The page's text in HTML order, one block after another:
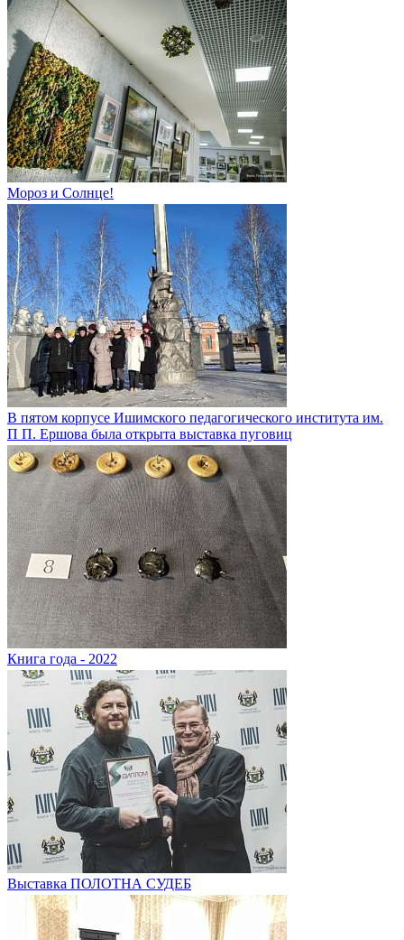
Мороз и Солнце!
В пятом корпусе Ишимского педагогического института им.
П П. Ершова была открыта выставка пуговиц
Книга года - 2022
Выставка ПОЛОТНА СУДЕБ